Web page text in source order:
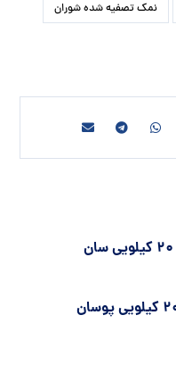
نمک تصفیه شده شوران